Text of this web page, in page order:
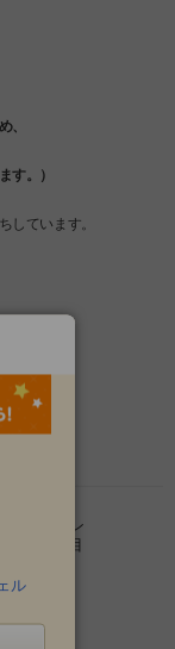
、
す。）
しています。
ルインワン
水”に着目
ル